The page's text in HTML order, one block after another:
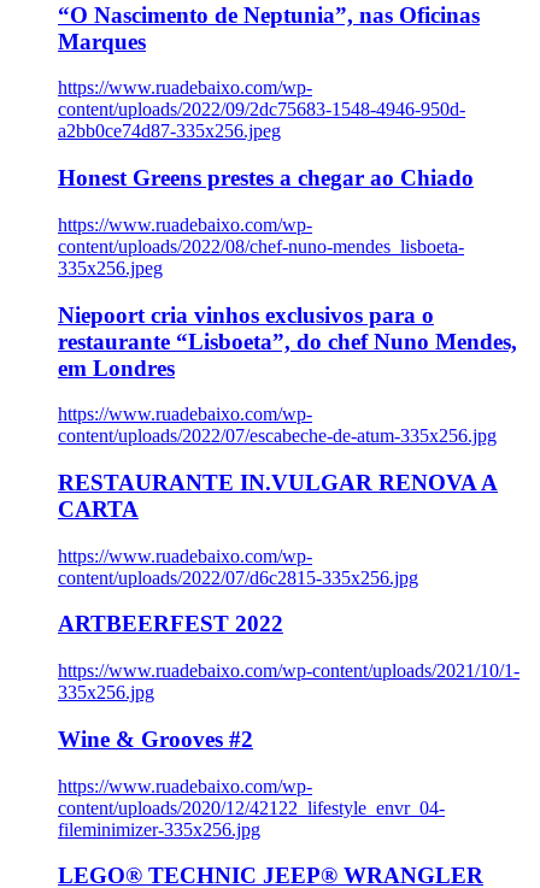
“O Nascimento de Neptunia”, nas Oficinas
Marques
https://www.ruadebaixo.com/wp-
content/uploads/2022/09/2dc75683-1548-4946-950d-
a2bb0ce74d87-335x256.jpeg
Honest Greens prestes a chegar ao Chiado
https://www.ruadebaixo.com/wp-
content/uploads/2022/08/chef-nuno-mendes_lisboeta-
335x256.jpeg
Niepoort cria vinhos exclusivos para o
restaurante “Lisboeta”, do chef Nuno Mendes,
em Londres
https://www.ruadebaixo.com/wp-
content/uploads/2022/07/escabeche-de-atum-335x256.jpg
RESTAURANTE IN.VULGAR RENOVA A
CARTA
https://www.ruadebaixo.com/wp-
content/uploads/2022/07/d6c2815-335x256.jpg
ARTBEERFEST 2022
https://www.ruadebaixo.com/wp-content/uploads/2021/10/1-
335x256.jpg
Wine & Grooves #2
https://www.ruadebaixo.com/wp-
content/uploads/2020/12/42122_lifestyle_envr_04-
fileminimizer-335x256.jpg
LEGO® TECHNIC JEEP® WRANGLER